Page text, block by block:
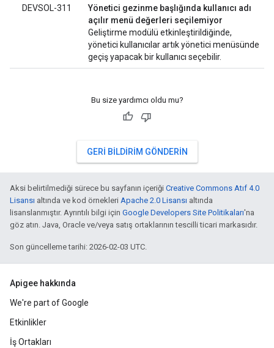
DEVSOL-311
Yönetici gezinme başlığında kullanıcı adı
açılır menü değerleri seçilemiyor
Geliştirme modülü etkinleştirildiğinde,
yönetici kullanıcılar artık yönetici menüsünde
geçiş yapacak bir kullanıcı seçebilir.
Bu size yardımcı oldu mu?
GERI BILDIRIM GÖNDERIN
Aksi belirtilmediği sürece bu sayfanın içeriği Creative Commons Atıf 4.0
Lisansı altında ve kod örnekleri Apache 2.0 Lisansı altında
lisanslanmıştır. Ayrıntılı bilgi için Google Developers Site Politikaları'na
göz atın. Java, Oracle ve/veya satış ortaklarının tescilli ticari markasıdır.
Son güncelleme tarihi: 2026-02-03 UTC.
Apigee hakkında
We're part of Google
Etkinlikler
İş Ortakları